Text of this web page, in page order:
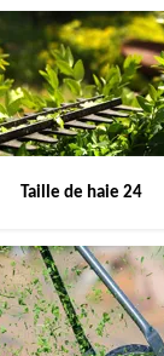
Taille de haie 24